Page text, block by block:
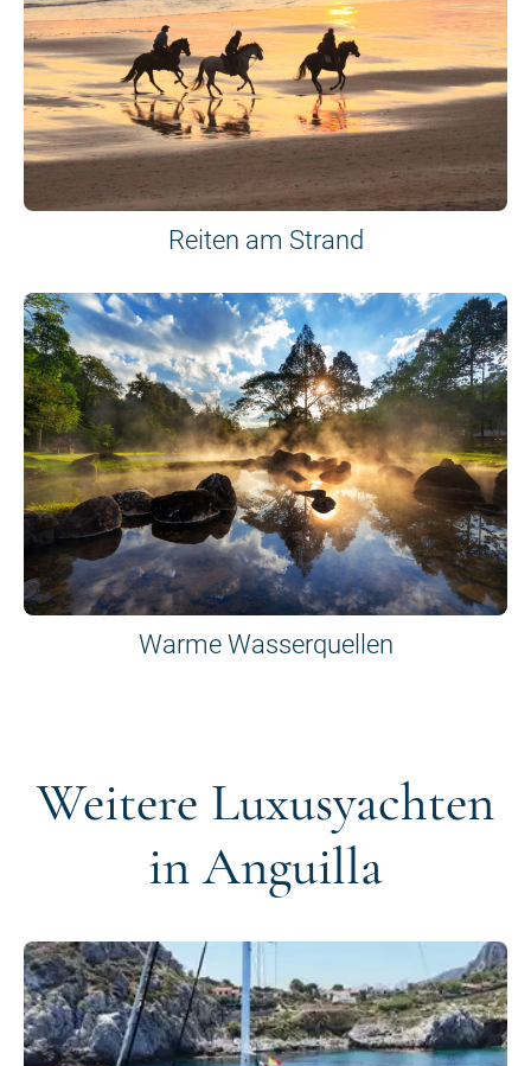
Reiten am Strand
Warme Wasserquellen
Weitere Luxusyachten
in Anguilla